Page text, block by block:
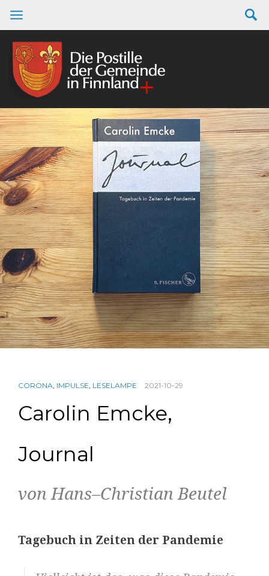
CORONA, IMPULSE, LESELAMPE 2021-10-29
Carolin Emcke,
Journal
von Hans–Christian Beutel
Tagebuch in Zeiten der Pandemie